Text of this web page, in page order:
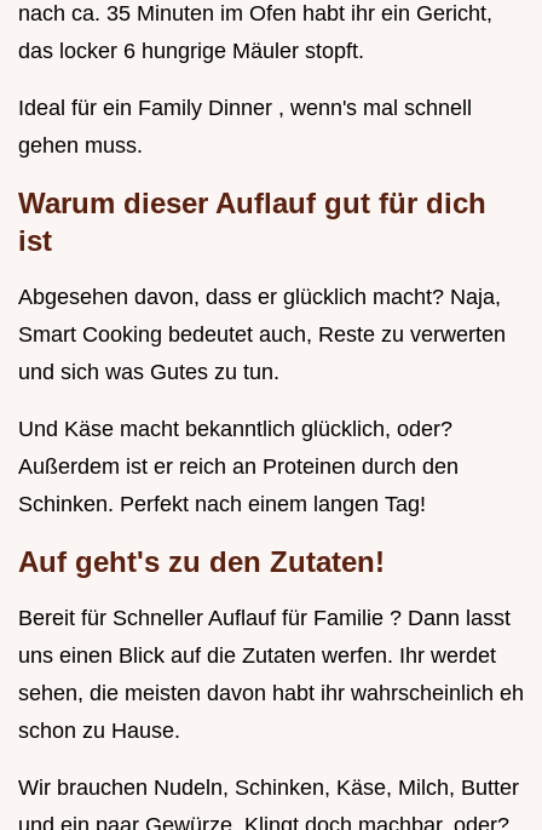
nach ca. 35 Minuten im Ofen habt ihr ein Gericht,
das locker 6 hungrige Mäuler stopft.
Ideal für ein Family Dinner , wenn's mal schnell
gehen muss.
Warum dieser Auflauf gut für dich
ist
Abgesehen davon, dass er glücklich macht? Naja,
Smart Cooking bedeutet auch, Reste zu verwerten
und sich was Gutes zu tun.
Und Käse macht bekanntlich glücklich, oder?
Außerdem ist er reich an Proteinen durch den
Schinken. Perfekt nach einem langen Tag!
Auf geht's zu den Zutaten!
Bereit für Schneller Auflauf für Familie ? Dann lasst
uns einen Blick auf die Zutaten werfen. Ihr werdet
sehen, die meisten davon habt ihr wahrscheinlich eh
schon zu Hause.
Wir brauchen Nudeln, Schinken, Käse, Milch, Butter